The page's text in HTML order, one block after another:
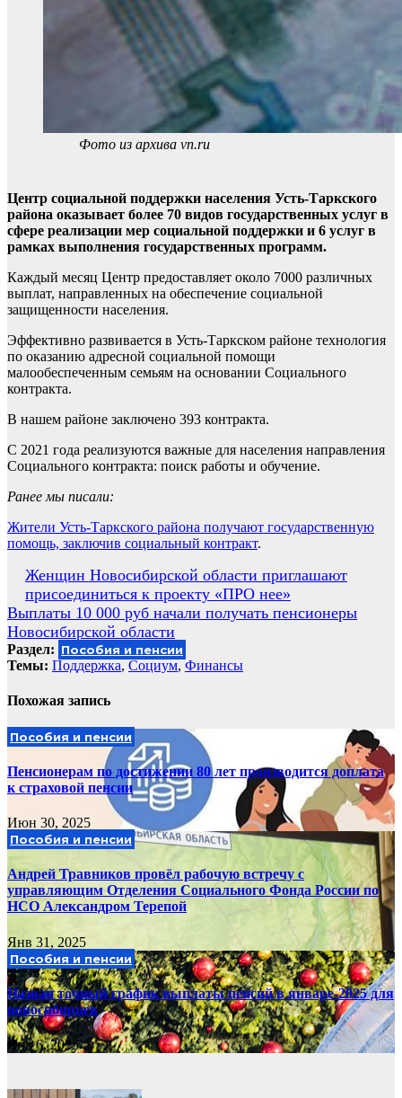
Фото из архива vn.ru
Центр социальной поддержки населения Усть-Таркского
района оказывает более 70 видов государственных услуг в
сфере реализации мер социальной поддержки и 6 услуг в
рамках выполнения государственных программ.
Каждый месяц Центр предоставляет около 7000 различных
выплат, направленных на обеспечение социальной
защищенности населения.
Эффективно развивается в Усть-Таркском районе технология
по оказанию адресной социальной помощи
малообеспеченным семьям на основании Социального
контракта.
В нашем районе заключено 393 контракта.
С 2021 года реализуются важные для населения направления
Социального контракта: поиск работы и обучение.
Ранее мы писали:
Жители Усть-Таркского района получают государственную
помощь, заключив социальный контракт.
Навигация
по
записям
Женщин Новосибирской области приглашают
присоединиться к проекту «ПРО нее»
Выплаты 10 000 руб начали получать пенсионеры
Новосибирской области
Раздел: Пособия и пенсии
Темы: Поддержка, Социум, Финансы
Похожая запись
Пособия и пенсии
Пенсионерам по достижении 80 лет производится доплата
к страховой пенсии
Июн 30, 2025
Пособия и пенсии
Андрей Травников провёл рабочую встречу с
управляющим Отделения Социального Фонда России по
НСО Александром Терепой
Янв 31, 2025
Пособия и пенсии
Назван точный график выплаты пенсий в январе-2025 для
новосибирцев
Янв 6, 2025